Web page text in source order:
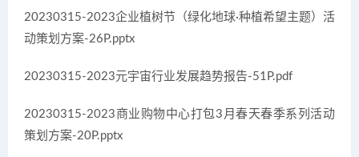
20230315-2023企业植树节（绿化地球·种植希望主题）活
动策划方案-26P.pptx
20230315-2023元宇宙行业发展趋势报告-51P.pdf
20230315-2023商业购物中心打包3月春天春季系列活动
策划方案-20P.pptx